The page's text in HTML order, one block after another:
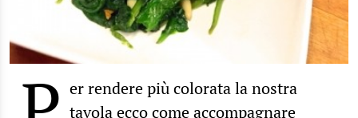
er rendere più colorata la nostra
tavola ecco come accompagnare